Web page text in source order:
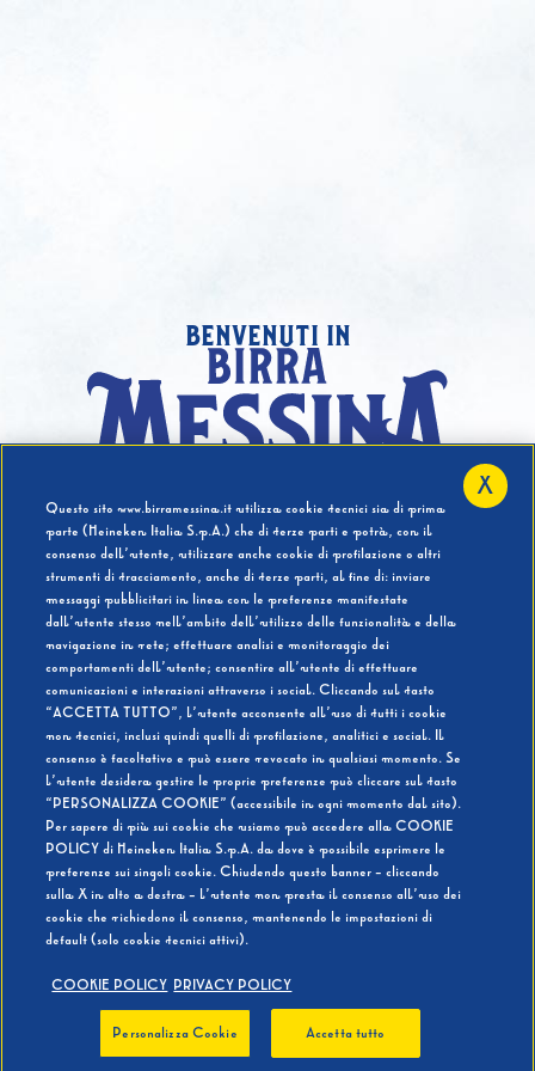
benvenuti in
Hai compiuto 18 Anni?
SI NO
BEVI RESPONSABILMENTE
Questo sito www.birramessina.it utilizza cookie tecnici sia di prima
parte (Heineken Italia S.p.A.) che di terze parti e potrà, con il
consenso dell’utente, utilizzare anche cookie di profilazione o altri
strumenti di tracciamento, anche di terze parti, al fine di: inviare
messaggi pubblicitari in linea con le preferenze manifestate
dall’utente stesso nell’ambito dell’utilizzo delle funzionalità e della
navigazione in rete; effettuare analisi e monitoraggio dei
comportamenti dell’utente; consentire all’utente di effettuare
comunicazioni e interazioni attraverso i social. Cliccando sul tasto
“ACCETTA TUTTO”, l’utente acconsente all’uso di tutti i cookie
non tecnici, inclusi quindi quelli di profilazione, analitici e social. Il
consenso è facoltativo e può essere revocato in qualsiasi momento. Se
l’utente desidera gestire le proprie preferenze può cliccare sul tasto
“PERSONALIZZA COOKIE” (accessibile in ogni momento dal sito).
Per sapere di più sui cookie che usiamo può accedere alla COOKIE
POLICY di Heineken Italia S.p.A. da dove è possibile esprimere le
preferenze sui singoli cookie. Chiudendo questo banner - cliccando
sulla X in alto a destra - l’utente non presta il consenso all’uso dei
cookie che richiedono il consenso, mantenendo le impostazioni di
default (solo cookie tecnici attivi).
COOKIE POLICY PRIVACY POLICY
Personalizza Cookie Accetta tutto
X